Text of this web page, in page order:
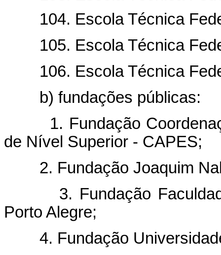
104. Escola Técnica
105. Escola Técnica
106. Escola Técnica
b) fundações públicas:
1. Fundação
de Nível Superior - CAPES;
2. Fundação Joaquim
3. Fundação Faculdade
Porto Alegre;
4. Fundação